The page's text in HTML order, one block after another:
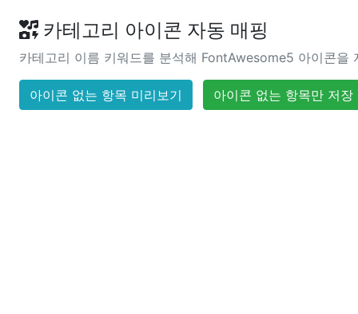
카테고리 아이콘 자동 매핑
카테고리 이름 키워드를 분석해 FontAwesome5 아이콘을